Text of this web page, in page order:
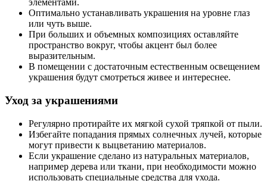
элементами.
Оптимально устанавливать украшения на уровне глаз
или чуть выше.
При больших и объемных композициях оставляйте
пространство вокруг, чтобы акцент был более
выразительным.
В помещении с достаточным естественным освещением
украшения будут смотреться живее и интереснее.
Уход за украшениями
Регулярно протирайте их мягкой сухой тряпкой от пыли.
Избегайте попадания прямых солнечных лучей, которые
могут привести к выцветанию материалов.
Если украшение сделано из натуральных материалов,
например дерева или ткани, при необходимости можно
использовать специальные средства для ухода.